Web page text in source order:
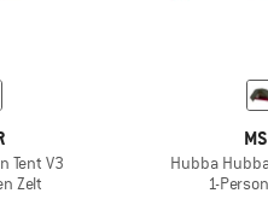
Tent V3
Zelt
Hubba
1-